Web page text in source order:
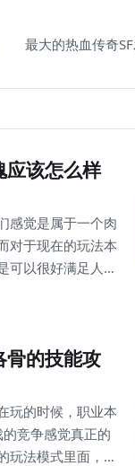
最大的热血传奇
该怎么样
感觉是属于一个肉
对于现在的玩法本
可以很好满足人们
确的合理化的打
整体玩法本...
的技能攻
玩的时候，职业本
竞争感觉真正的
玩法模式里面，明